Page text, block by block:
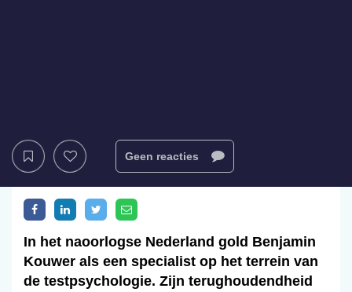
Geen reacties
In het naoorlogse Nederland gold Benjamin
Kouwer als een specialist op het terrein van
de testpsychologie. Zijn terughoudendheid